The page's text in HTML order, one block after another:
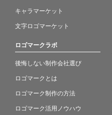
キャラマーケット
文字ロゴマーケット
ロゴマークラボ
後悔しない制作会社選び
ロゴマークとは
ロゴマーク制作の方法
ロゴマーク活用ノウハウ